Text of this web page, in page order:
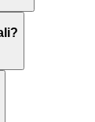
ed è una
utilizzano